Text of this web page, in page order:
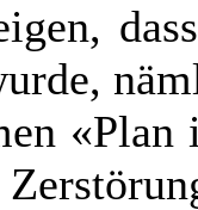
«Plan